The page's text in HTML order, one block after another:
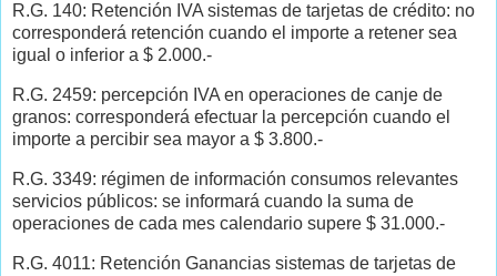
R.G. 140: Retención IVA sistemas de tarjetas de crédito: no
corresponderá retención cuando el importe a retener sea
igual o inferior a $ 2.000.-
R.G. 2459: percepción IVA en operaciones de canje de
granos: corresponderá efectuar la percepción cuando el
importe a percibir sea mayor a $ 3.800.-
R.G. 3349: régimen de información consumos relevantes
servicios públicos: se informará cuando la suma de
operaciones de cada mes calendario supere $ 31.000.-
R.G. 4011: Retención Ganancias sistemas de tarjetas de